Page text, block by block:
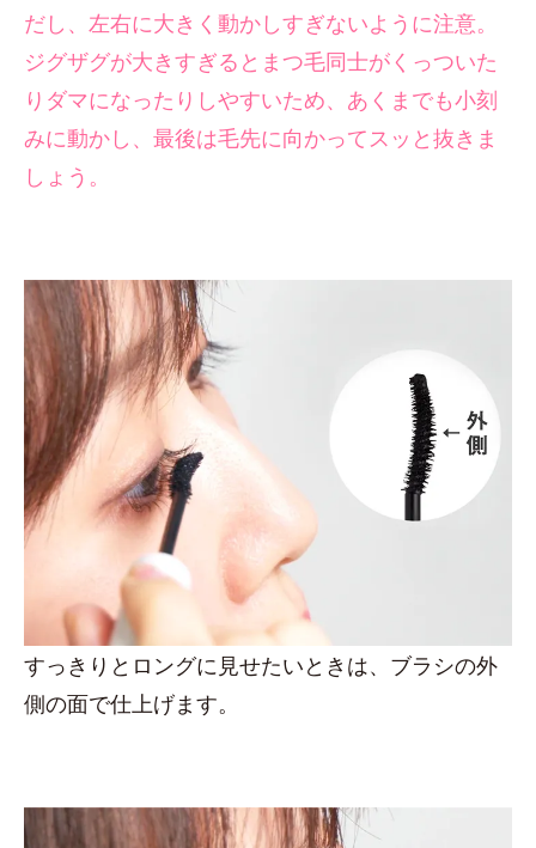
だし、左右に大きく動かしすぎないように注意。
ジグザグが大きすぎるとまつ毛同士がくっついた
りダマになったりしやすいため、あくまでも小刻
みに動かし、最後は毛先に向かってスッと抜きま
しょう。
すっきりとロングに見せたいときは、ブラシの外
側の面で仕上げます。